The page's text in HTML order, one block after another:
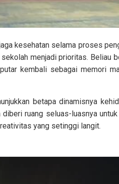
kesehatan selama proses
menjadi prioritas. Beliau
kembali sebagai memori
betapa dinamisnya
ruang seluas-luasnya
yang setinggi langit.